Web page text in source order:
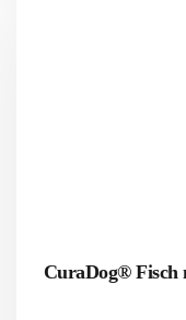
CuraDog® Fisch